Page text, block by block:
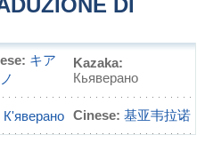
DI
キア
Kazaka:
Кьяверано
К'яверано Cinese: 基亚韦拉诺